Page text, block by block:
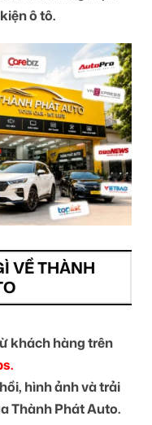
ô tô.
VỀ THÀNH
khách hàng trên
hình ảnh và trải
Thành Phát Auto.